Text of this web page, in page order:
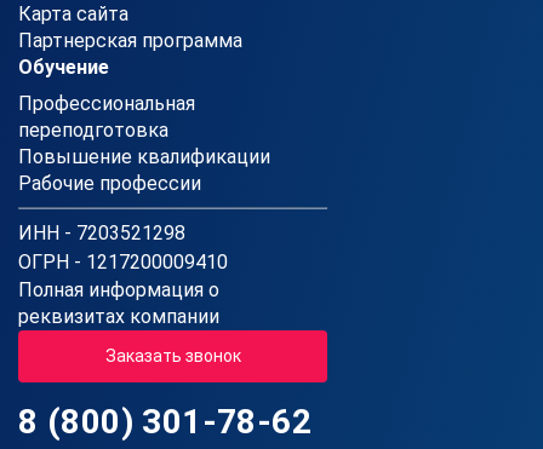
Карта сайта
Партнерская программа
Обучение
Профессиональная
переподготовка
Повышение квалификации
Рабочие профессии
ИНН - 7203521298
ОГРН - 1217200009410
Полная информация о
реквизитах компании
Заказать звонок
8 (800) 301-78-62